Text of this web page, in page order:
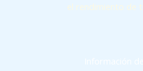
el rendimiento de